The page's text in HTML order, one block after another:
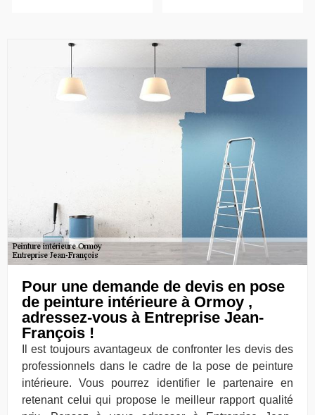
Pour une demande de devis en pose
de peinture intérieure à Ormoy ,
adressez-vous à Entreprise Jean-
François !
Il est toujours avantageux de confronter les devis des
professionnels dans le cadre de la pose de peinture
intérieure. Vous pourrez identifier le partenaire en
retenant celui qui propose le meilleur rapport qualité